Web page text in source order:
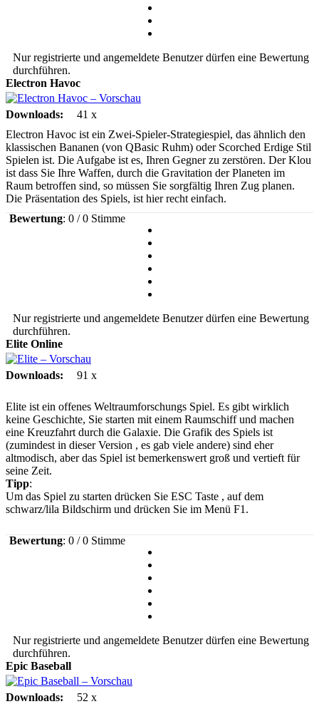
Nur registrierte und angemeldete Benutzer dürfen eine Bewertung
durchführen.
Electron Havoc
Downloads:
41 x
Electron Havoc ist ein Zwei-Spieler-Strategiespiel, das ähnlich den
klassischen Bananen (von QBasic Ruhm) oder Scorched Erdige Stil
Spielen ist. Die Aufgabe ist es, Ihren Gegner zu zerstören. Der Klou
ist dass Sie Ihre Waffen, durch die Gravitation der Planeten im
Raum betroffen sind, so müssen Sie sorgfältig Ihren Zug planen.
Die Präsentation des Spiels, ist hier recht einfach.
Bewertung: 0 / 0 Stimme
Nur registrierte und angemeldete Benutzer dürfen eine Bewertung
durchführen.
Elite Online
Downloads: 91 x
Elite ist ein offenes Weltraumforschungs Spiel. Es gibt wirklich
keine Geschichte, Sie starten mit einem Raumschiff und machen
eine Kreuzfahrt durch die Galaxie. Die Grafik des Spiels ist
(zumindest in dieser Version , es gab viele andere) sind eher
altmodisch, aber das Spiel ist bemerkenswert groß und vertieft für
seine Zeit.
Tipp:
Um das Spiel zu starten drücken Sie ESC Taste , auf dem
schwarz/lila Bildschirm und drücken Sie im Menü F1.
Bewertung: 0 / 0 Stimme
Nur registrierte und angemeldete Benutzer dürfen eine Bewertung
durchführen.
Epic Baseball
Downloads:
52 x